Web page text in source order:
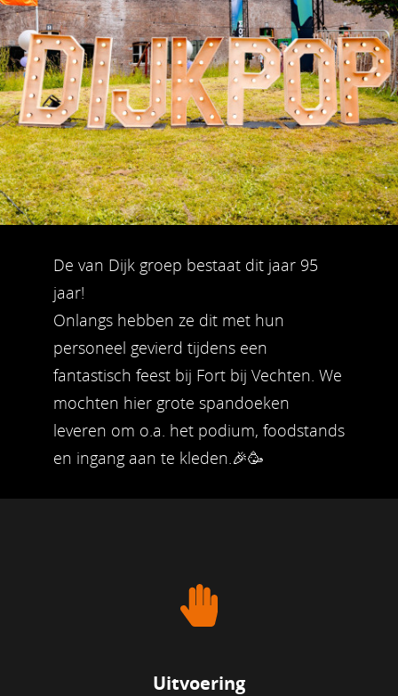
De van Dijk groep bestaat dit jaar 95
jaar!
Onlangs hebben ze dit met hun
personeel gevierd tijdens een
fantastisch feest bij Fort bij Vechten. We
mochten hier grote spandoeken
leveren om o.a. het podium, foodstands
en ingang aan te kleden.🎉🥳
Uitvoering